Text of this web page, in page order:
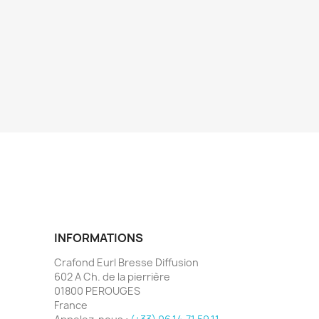
INFORMATIONS
Crafond Eurl Bresse Diffusion
602 A Ch. de la pierrière
01800 PEROUGES
France